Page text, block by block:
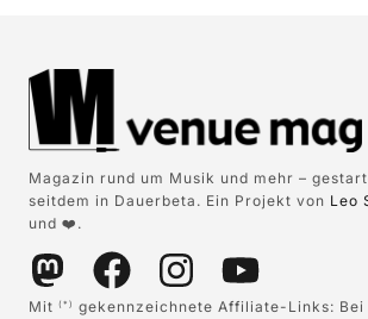
Magazin rund um Musik und mehr –
seitdem in Dauerbeta. Ein Projekt von Leo
und ❤️.
Mit (*)
gekennzeichnete Affiliate-Links: Bei